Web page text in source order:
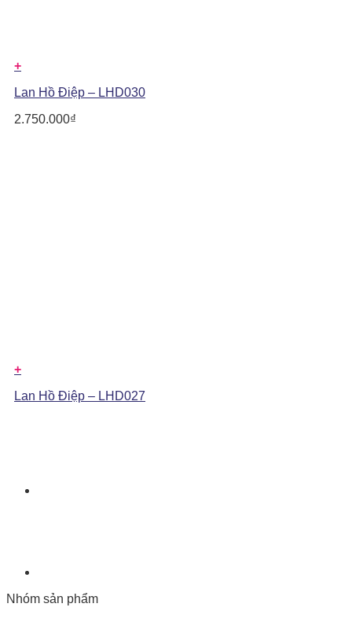
+
Lan Hồ Điệp – LHD030
2.750.000₫
+
Lan Hồ Điệp – LHD027
Nhóm sản phẩm